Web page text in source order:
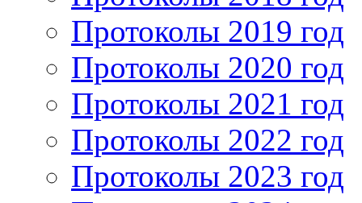
Протоколы 2019 год
Протоколы 2020 год
Протоколы 2021 год
Протоколы 2022 год
Протоколы 2023 год